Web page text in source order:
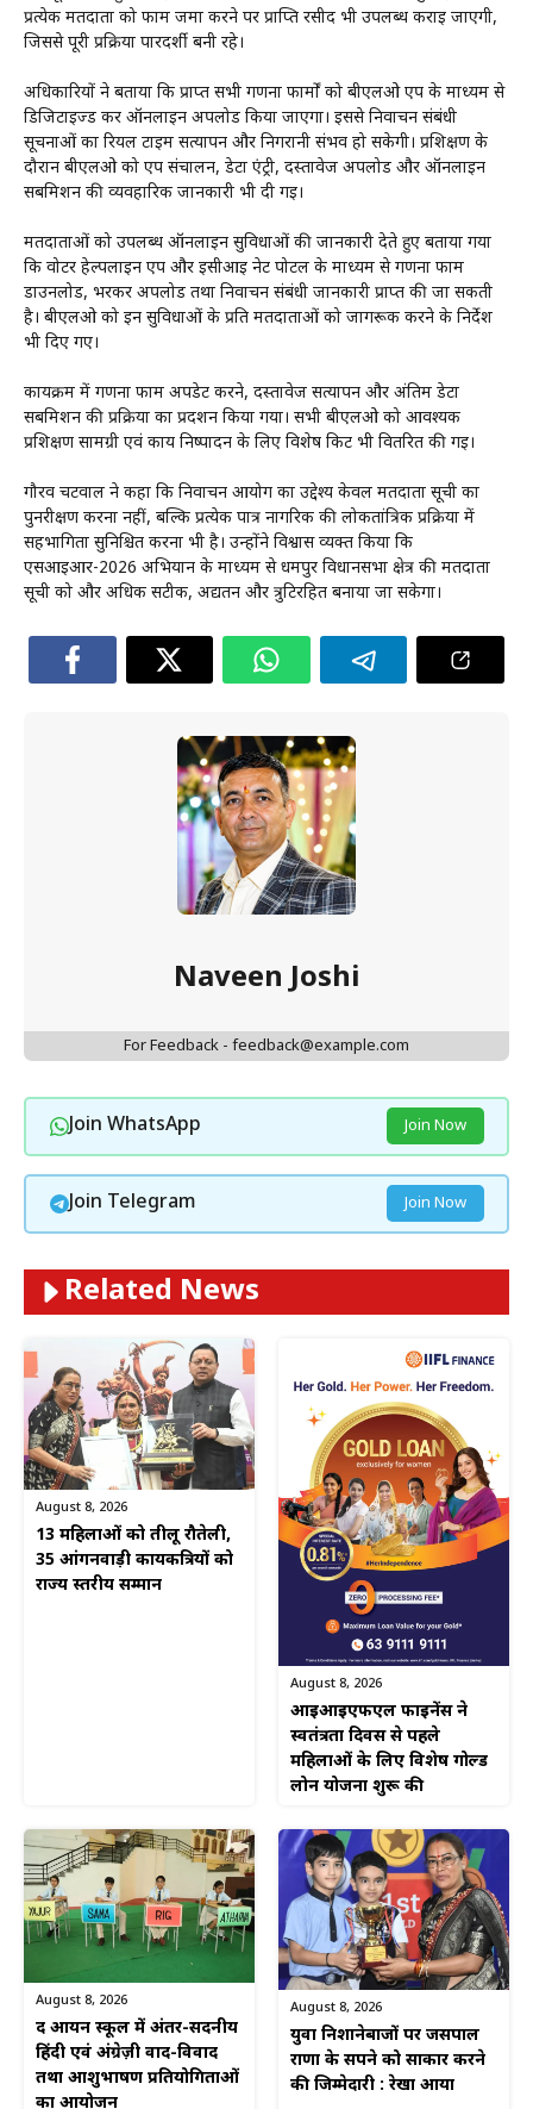
प्रत्येक मतदाता को फार्म जमा करने पर प्राप्ति रसीद भी उपलब्ध कराई जाएगी,
जिससे पूरी प्रक्रिया पारदर्शी बनी रहे।
अधिकारियों ने बताया कि प्राप्त सभी गणना फार्मों को बीएलओ एप के माध्यम से
डिजिटाइज्ड कर ऑनलाइन अपलोड किया जाएगा। इससे निर्वाचन संबंधी
सूचनाओं का रियल टाइम सत्यापन और निगरानी संभव हो सकेगी। प्रशिक्षण के
दौरान बीएलओ को एप संचालन, डेटा एंट्री, दस्तावेज अपलोड और ऑनलाइन
सबमिशन की व्यवहारिक जानकारी भी दी गई।
मतदाताओं को उपलब्ध ऑनलाइन सुविधाओं की जानकारी देते हुए बताया गया
कि वोटर हेल्पलाइन एप और ईसीआई नेट पोर्टल के माध्यम से गणना फार्म
डाउनलोड, भरकर अपलोड तथा निर्वाचन संबंधी जानकारी प्राप्त की जा सकती
है। बीएलओ को इन सुविधाओं के प्रति मतदाताओं को जागरूक करने के निर्देश
भी दिए गए।
कार्यक्रम में गणना फार्म अपडेट करने, दस्तावेज सत्यापन और अंतिम डेटा
सबमिशन की प्रक्रिया का प्रदर्शन किया गया। सभी बीएलओ को आवश्यक
प्रशिक्षण सामग्री एवं कार्य निष्पादन के लिए विशेष किट भी वितरित की गई।
गौरव चटवाल ने कहा कि निर्वाचन आयोग का उद्देश्य केवल मतदाता सूची का
पुनरीक्षण करना नहीं, बल्कि प्रत्येक पात्र नागरिक की लोकतांत्रिक प्रक्रिया में
सहभागिता सुनिश्चित करना भी है। उन्होंने विश्वास व्यक्त किया कि
एसआईआर-2026 अभियान के माध्यम से धर्मपुर विधानसभा क्षेत्र की मतदाता
सूची को और अधिक सटीक, अद्यतन और त्रुटिरहित बनाया जा सकेगा।
Naveen Joshi
For Feedback - feedback@example.com
Join WhatsApp Join Now
Join Telegram Join Now
Related News
August 8, 2026
13 महिलाओं को तीलू रौतेली,
35 आंगनवाड़ी कार्यकत्रियों को
राज्य स्तरीय सम्मान
August 8, 2026
आईआईएफएल फाइनेंस ने
स्वतंत्रता दिवस से पहले
महिलाओं के लिए विशेष गोल्ड
लोन योजना शुरू की
August 8, 2026
द आर्यन स्कूल में अंतर-सदनीय
हिंदी एवं अंग्रेज़ी वाद-विवाद
तथा आशुभाषण प्रतियोगिताओं
का आयोजन
August 8, 2026
युवा निशानेबाजों पर जसपाल
राणा के सपने को साकार करने
की जिम्मेदारी : रेखा आर्या